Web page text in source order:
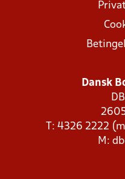
Dansk
T: 4326 2222
M: